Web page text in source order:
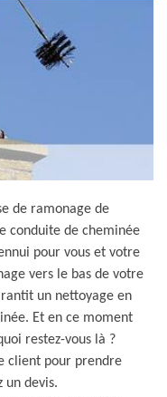
de ramonage de
conduite de cheminée
pour vous et votre
vers le bas de votre
un nettoyage en
Et en ce moment
restez-vous là ?
client pour prendre
un devis.